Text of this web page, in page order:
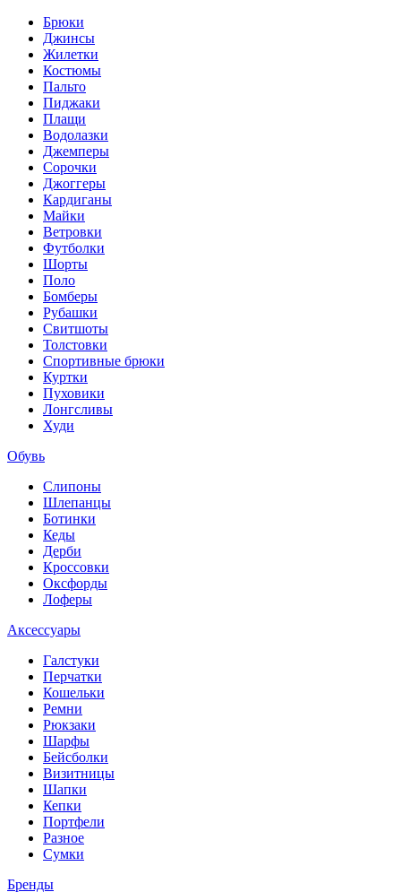
Брюки
Джинсы
Жилетки
Костюмы
Пальто
Пиджаки
Плащи
Водолазки
Джемперы
Сорочки
Джоггеры
Кардиганы
Майки
Ветровки
Футболки
Шорты
Поло
Бомберы
Рубашки
Свитшоты
Толстовки
Спортивные брюки
Куртки
Пуховики
Лонгсливы
Худи
Обувь
Слипоны
Шлепанцы
Ботинки
Кеды
Дерби
Кроссовки
Оксфорды
Лоферы
Аксессуары
Галстуки
Перчатки
Кошельки
Ремни
Рюкзаки
Шарфы
Бейсболки
Визитницы
Шапки
Кепки
Портфели
Разное
Сумки
Бренды